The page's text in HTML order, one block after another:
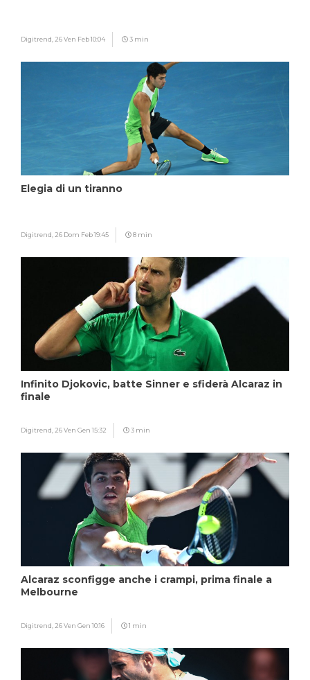
Digitrend, 26 Ven Feb 10:04 3 min
Elegia di un tiranno
Digitrend, 26 Dom Feb 19:45 8 min
Infinito Djokovic, batte Sinner e sfiderà Alcaraz in
finale
Digitrend, 26 Ven Gen 15:32 3 min
Alcaraz sconfigge anche i crampi, prima finale a
Melbourne
Digitrend, 26 Ven Gen 10:16 1 min